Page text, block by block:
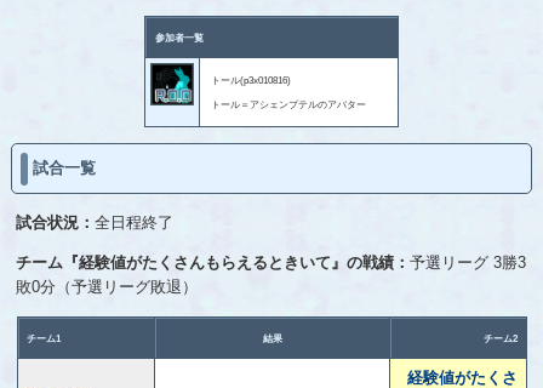
参加者一覧
トール(p3x010816)
トール＝アシェンプテルのアバター
試合一覧
試合状況：全日程終了
チーム『経験値がたくさんもらえるときいて』の戦績：予選リーグ 3勝3
敗0分（予選リーグ敗退）
チーム1 結果 チーム2
経験値がたくさ